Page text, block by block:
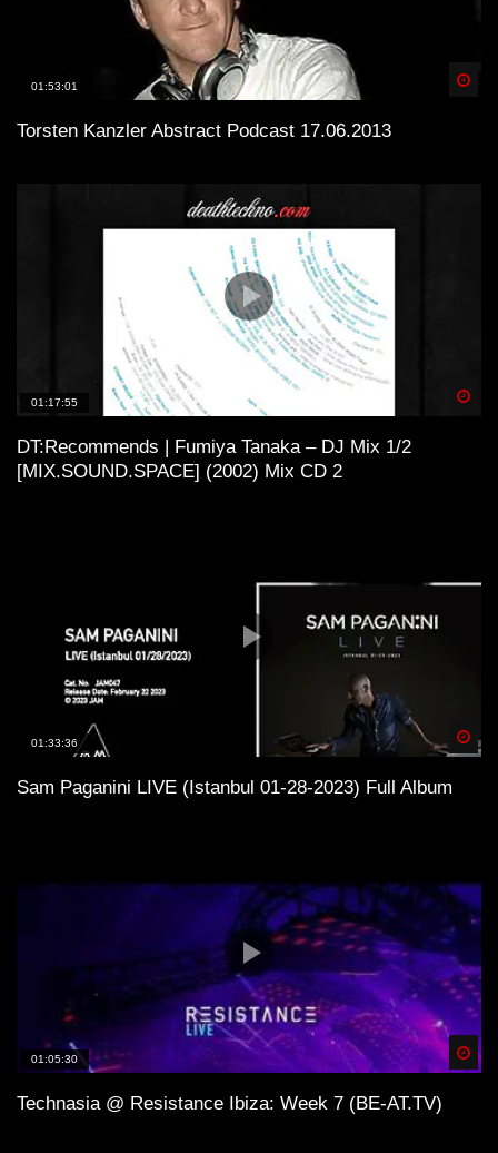
01:53:01
Torsten Kanzler Abstract Podcast 17.06.2013
01:17:55
DT:Recommends | Fumiya Tanaka – DJ Mix 1/2
[MIX.SOUND.SPACE] (2002) Mix CD 2
01:33:36
Sam Paganini LIVE (Istanbul 01-28-2023) Full Album
01:05:30
Technasia @ Resistance Ibiza: Week 7 (BE-AT.TV)